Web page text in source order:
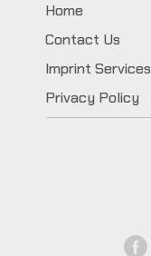
Home
Contact Us
Imprint Services
Privacy Policy